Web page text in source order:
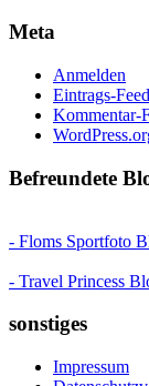
Meta
Anmelden
Eintrags-Feed
Kommentar-
Befreundete
- Floms Sportfoto
- Travel Princess
sonstiges
Impressum